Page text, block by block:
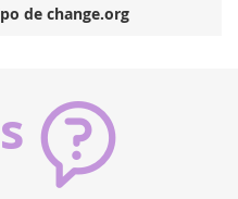
de change.org